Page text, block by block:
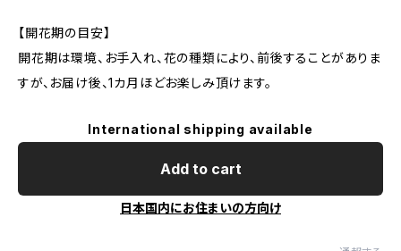
【開花期の目安】
開花期は環境、お手入れ、花の種類により、前後することがありま
すが、お届け後、1カ月ほどお楽しみ頂けます。
International shipping available
Add to cart
日本国内にお住まいの方向け